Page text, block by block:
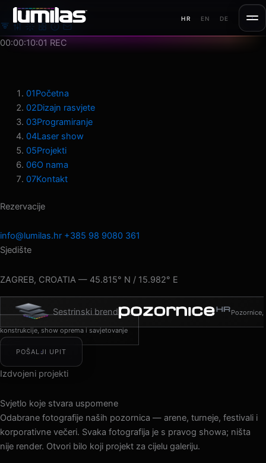
Preskoči
na
sadržaj
MENU
00:00:12:12 REC
HR EN DE
01Početna
02Dizajn rasvjete
03Programiranje
04Laser show
05Projekti
06O nama
07Kontakt
Rezervacije
info@lumilas.hr +385 98 9080 361
Sjedište
ZAGREB, CROATIA — 45.815° N / 15.982° E
Sestrinski brend Pozornice,
konstrukcije, show oprema i savjetovanje
POŠALJI UPIT
Izdvojeni projekti
Svjetlo koje stvara uspomene
Odabrane fotografije naših pozornica — arene, turneje, festivali i
korporativne večeri. Svaka fotografija je s pravog showa; ništa
nije render. Otvori bilo koji projekt za cijelu galeriju.